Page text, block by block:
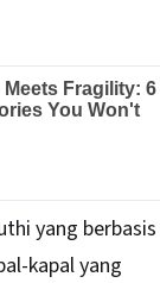
yang
kapal yang